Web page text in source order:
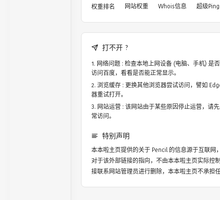
权重排名
网站权重 Whois信息 超级Ping
打不开 ?
网络问题 : 检查本地上网设备 (电脑、手机) 是
访问百度，看看是否能正常显示。
浏览缓存 : 更换其他浏览器尝试访问，譬如
器重试打开。
网站运营 : 该网站由于某些原因停止运营，请
常访问。
特别声明
本本啦主页提供的关于 Pencil的信息源于互联网
对于该外部链接的指向，不由本本啦主页实际控
接联系网站管理员进行删除，本本啦主页不承担